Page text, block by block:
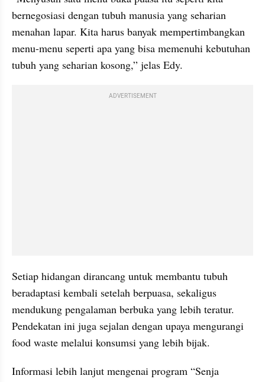
bernegosiasi dengan tubuh manusia yang seharian
menahan lapar. Kita harus banyak mempertimbangkan
menu-menu seperti apa yang bisa memenuhi kebutuhan
tubuh yang seharian kosong,” jelas Edy.
ADVERTISEMENT
Setiap hidangan dirancang untuk membantu tubuh
beradaptasi kembali setelah berpuasa, sekaligus
mendukung pengalaman berbuka yang lebih teratur.
Pendekatan ini juga sejalan dengan upaya mengurangi
food waste melalui konsumsi yang lebih bijak.
Informasi lebih lanjut mengenai program “Senja